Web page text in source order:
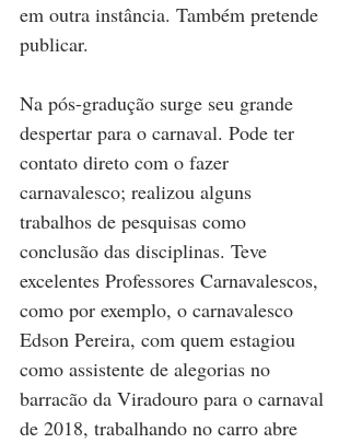
em outra instância. Também pretende
publicar.
Na pós-gradução surge seu grande
despertar para o carnaval. Pode ter
contato direto com o fazer
carnavalesco; realizou alguns
trabalhos de pesquisas como
conclusão das disciplinas. Teve
excelentes Professores Carnavalescos,
como por exemplo, o carnavalesco
Edson Pereira, com quem estagiou
como assistente de alegorias no
barracão da Viradouro para o carnaval
de 2018, trabalhando no carro abre